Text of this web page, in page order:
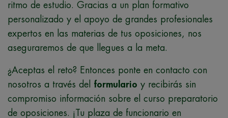
ritmo de estudio. Gracias a un plan formativo
personalizado y el apoyo de grandes profesionales
expertos en las materias de tus oposiciones, nos
aseguraremos de que llegues a la meta.
¿Aceptas el reto? Entonces ponte en contacto con
nosotros a través del formulario y recibirás sin
compromiso información sobre el curso preparatorio
de oposiciones. ¡Tu plaza de funcionario en